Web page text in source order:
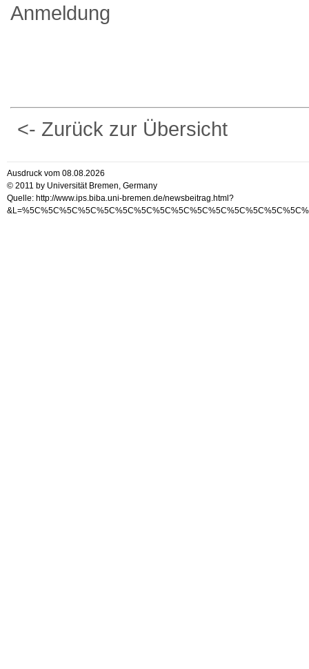
Anmeldung
<- Zurück zur Übersicht
Ausdruck vom 08.08.2026
© 2011 by Universität Bremen, Germany
Quelle: http://www.ips.biba.uni-bremen.de/newsbeitrag.html?